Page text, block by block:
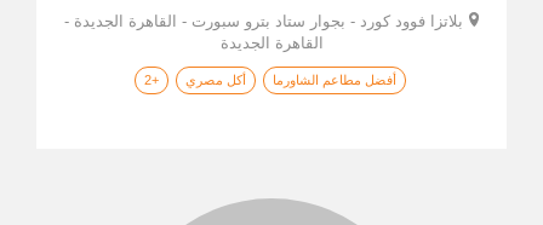
بلاتزا فوود كورد - بجوار ستاد بترو سبورت - القاهرة الجديدة -
القاهرة الجديدة
أفضل مطاعم الشاورما أكل مصري +2